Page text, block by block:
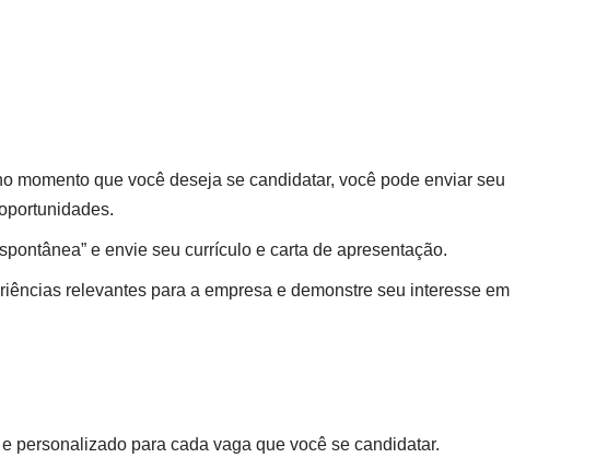
momento que você deseja se candidatar, você pode enviar seu
e envie seu currículo e carta de apresentação.
relevantes para a empresa e demonstre seu interesse em
personalizado para cada vaga que você se candidatar.